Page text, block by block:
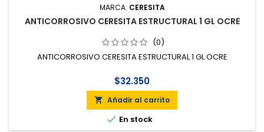
MARCA: CERESITA
ANTICORROSIVO CERESITA ESTRUCTURAL 1 GL OCRE
(0)
ANTICORROSIVO CERESITA ESTRUCTURAL 1 GL OCRE
$32.350
 Añadir al carrito
 En stock